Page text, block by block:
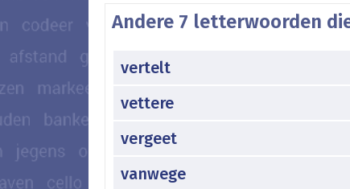
Andere 7 letterwoorden
vertelt
vettere
vergeet
vanwege